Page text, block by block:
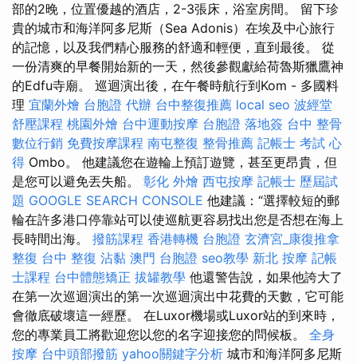
部的2晚，位置優越的酒店，2-3張床，浴室房間。 留下珍
貴的城市和海洋阿多尼斯（Sea Adonis）在埃及中心旅行
的記憶，以及我們精心服務的舒適和輕便，直到最後。 從
一份清爽的早餐開始新的一天，然後參觀獻給荷魯斯獵鷹神
的Edfu寺廟。 巡迴演出後，在午餐時航行到Kom - 多國料
理 宜蘭外燴 台胞證 代辦 台中整復推薦 local seo 波經堂
舒壓課程 桃園外燴 台中運動按摩 台胞證 落地簽 台中 整骨
數位行銷 免費按摩課程 南屯整復 整骨推薦 記帳士 考試 心
得 Ombo。 他建議您在遊輪上預訂遊覽，甚至更昂貴，但
是您可以避免丟失船。 彰化 外燴 西屯按摩 記帳士 歷屆試
題 GOOGLE SEARCH CONSOLE 他建議：“選擇較短的郵
輪在許多港口停靠站可以使巡航更容易找出您是否想在海上
長時間出海。 撥筋課程 香港轉機 台胞證 玄濟宮_康復推拿
整復 台中 整復 沾黏 澳門 台胞證 seo教學 新北 按摩 記帳
士課程 台中體態矯正 拔罐教學 他還警告說，如果他誇大了
在第一次巡迴演出的第一次巡迴演出中花費的天數，它可能
會徹底破壞這一經歷。 在Luxor機場或Luxor站的到來時，
您的專業員工將歡迎您以您的名字迎接您的問候板。 全身
按摩 台中頭部撥筋 yahoo關鍵字分析 城市和海洋阿多尼斯